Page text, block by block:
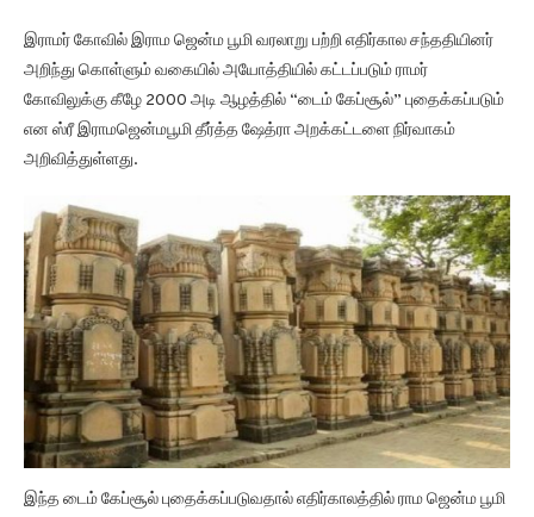
இராமர் கோவில் இராம ஜென்ம பூமி வரலாறு பற்றி எதிர்கால சந்ததியினர்
அறிந்து கொள்ளும் வகையில் அயோத்தியில் கட்டப்படும் ராமர்
கோவிலுக்கு கீழே 2000 அடி ஆழத்தில் “டைம் கேப்சூல்” புதைக்கப்படும்
என ஸ்ரீ இராமஜென்மபூமி தீர்த்த ஷேத்ரா அறக்கட்டளை நிர்வாகம்
அறிவித்துள்ளது.
இந்த டைம் கேப்சூல் புதைக்கப்படுவதால் எதிர்காலத்தில் ராம ஜென்ம பூமி